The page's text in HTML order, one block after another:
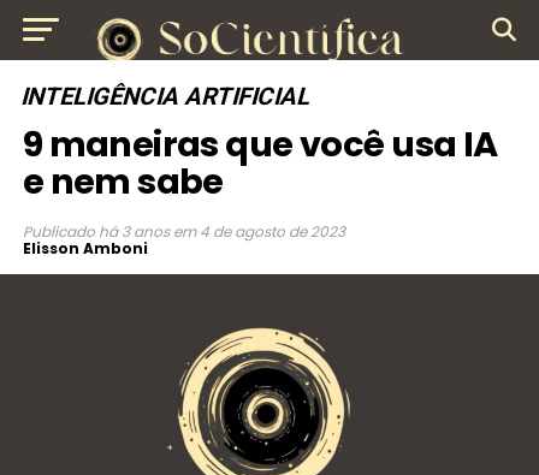
INTELIGÊNCIA ARTIFICIAL
9 maneiras que você usa IA
e nem sabe
Publicado há 3 anos em 4 de agosto de 2023
Elisson Amboni